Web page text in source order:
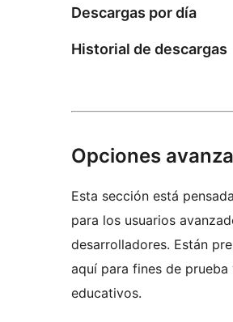
Descargas por día
Historial de descargas
Opciones
Esta sección está
para los usuarios
desarrolladores. Están
aquí para fines de prueba
educativos.